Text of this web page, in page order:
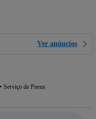
Ver anúncios
Serviço de Pneus